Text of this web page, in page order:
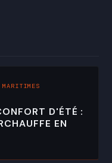
D'ÉTÉ :
EN